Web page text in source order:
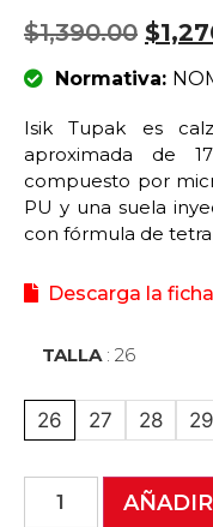
$1,390.00 $
Normativa:
Isik Tupak es
aproximada de
compuesto por
PU y una suela
con fórmula de
Descarga la
TALLA 26
26 27 28 29